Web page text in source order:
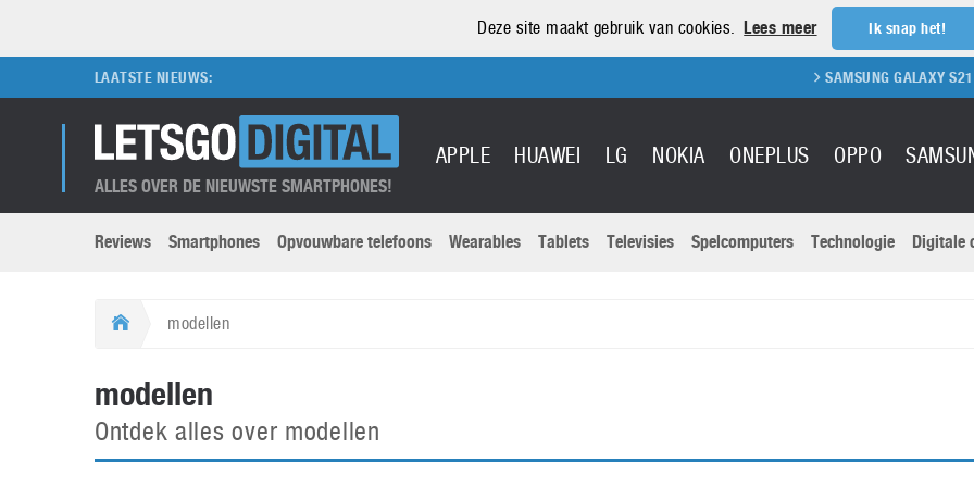
Deze site maakt gebruik van cookies. Lees meer Ik snap het!
LAATSTE NIEUWS: SAMSUNG GALAXY S21 REVIEW
ALLES OVER DE NIEUWSTE SMARTPHONES!
APPLE HUAWEI LG NOKIA ONEPLUS OPPO
Merken submenu
Apple
Computermuseum
Honor
Huawei
OnePlus
Oppo
Nikon
Reviews Smartphones Opvouwbare telefoons Wearables Tablets Televisies Spelcomputers Technologie Digitale
Categorien submenu
Aanbiedingen
Abonnement
Digitale camera’s
DSLR camera’s
Televisies
modellen
modellen
Ontdek alles over modellen